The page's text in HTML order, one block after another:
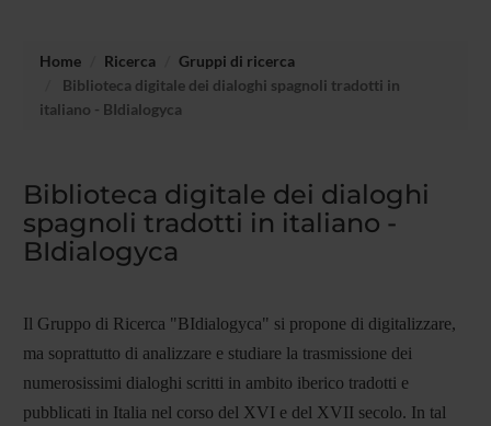
Home Ricerca
Gruppi di ricerca
Biblioteca digitale dei dialoghi spagnoli tradotti in
italiano - BIdialogyca
Biblioteca digitale dei dialoghi
spagnoli tradotti in italiano -
BIdialogyca
Il Gruppo di Ricerca "BIdialogyca" si propone di digitalizzare,
ma soprattutto di analizzare e studiare la trasmissione dei
numerosissimi dialoghi scritti in ambito iberico tradotti e
pubblicati in Italia nel corso del XVI e del XVII secolo. In tal